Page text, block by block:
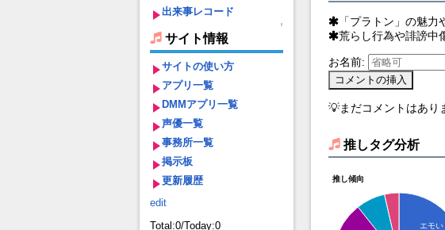
出来事レコード
↑
サイト情報
サイトの使い方
アプリ一覧
DMMアプリ一覧
声優一覧
事務所一覧
掲示板
更新履歴
edit
Total:0/Today:0
「プラトン」の魅力
荒らし行為や誹謗中
お名前:
💡まだコメントはあり
推しタグ分析
推し傾向
エモい